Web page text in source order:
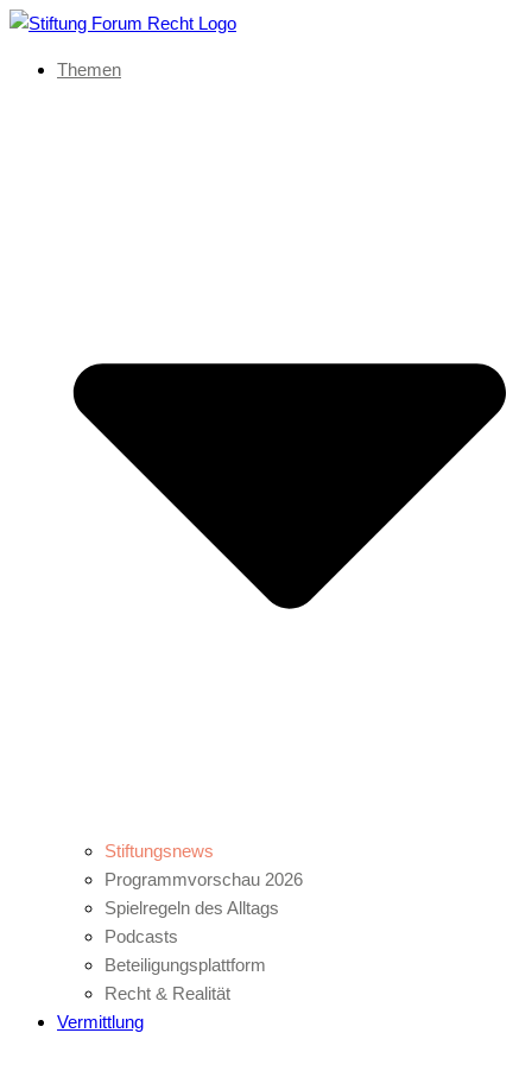
Themen
Stiftungsnews
Programmvorschau 2026
Spielregeln des Alltags
Podcasts
Beteiligungsplattform
Recht & Realität
Vermittlung